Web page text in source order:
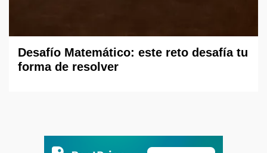
Desafío Matemático: este reto desafía tu
forma de resolver